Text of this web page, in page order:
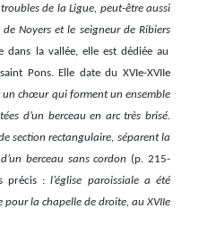
de la Ligue, peut-être aussi
Noyers et le seigneur de Ribiers
dans la vallée, elle est dédiée au
Pons. Elle date du XVIe-XVIIe
un chœur qui forment un ensemble
d’un berceau en arc très brisé.
section rectangulaire, séparent la
berceau sans cordon (p. 215-
précis :l’église paroissiale a été
pour la chapelle de droite, au XVIIe